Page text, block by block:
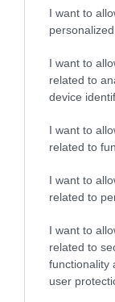
I want to
I want to
related to
device
I want to
related to
I want to
related to
I want to
related to
functionality
user